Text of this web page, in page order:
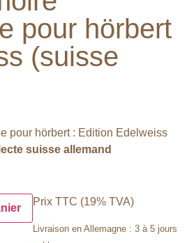
pour hörbert
(suisse
pour hörbert : Edition Edelweiss
suisse allemand
Prix TTC (19% TVA)
Livraison en Allemagne : 3 à 5 jours